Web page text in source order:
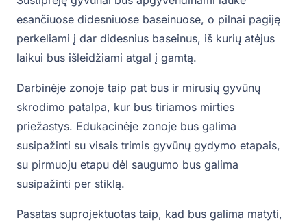
esančiuose didesniuose baseinuose, o pilnai pagiję
perkeliami į dar didesnius baseinus, iš kurių atėjus
laikui bus išleidžiami atgal į gamtą.
Darbinėje zonoje taip pat bus ir mirusių gyvūnų
skrodimo patalpa, kur bus tiriamos mirties
priežastys. Edukacinėje zonoje bus galima
susipažinti su visais trimis gyvūnų gydymo etapais,
su pirmuoju etapu dėl saugumo bus galima
susipažinti per stiklą.
Pasatas suprojektuotas taip, kad bus galima matyti,